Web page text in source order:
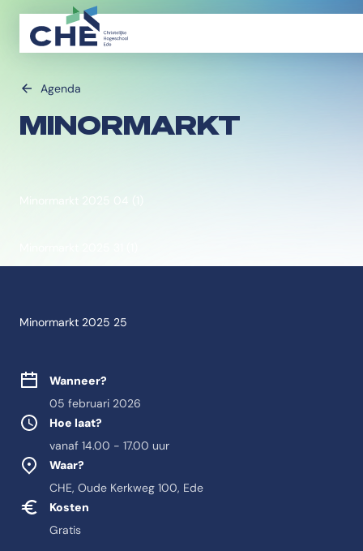
Agenda
MINORMARKT
Wanneer?
05 februari 2026
Hoe laat?
vanaf 14.00 - 17.00 uur
Waar?
CHE, Oude Kerkweg 100, Ede
Kosten
Gratis
Minormarkt 2025 25